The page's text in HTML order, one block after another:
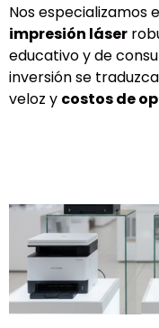
Nos especializamos
impresión láser
educativo y de
inversión se
veloz y costos de